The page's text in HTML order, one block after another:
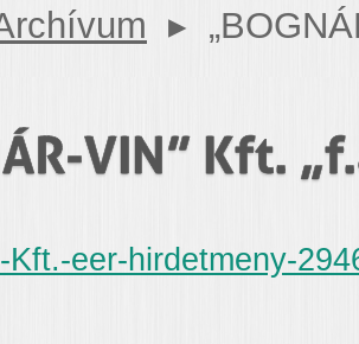
▸
VIN” Kft.
Kft.-eer-hirdetmeny-